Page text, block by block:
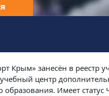
Крым» занесён в реестр
центр
Имеет статус